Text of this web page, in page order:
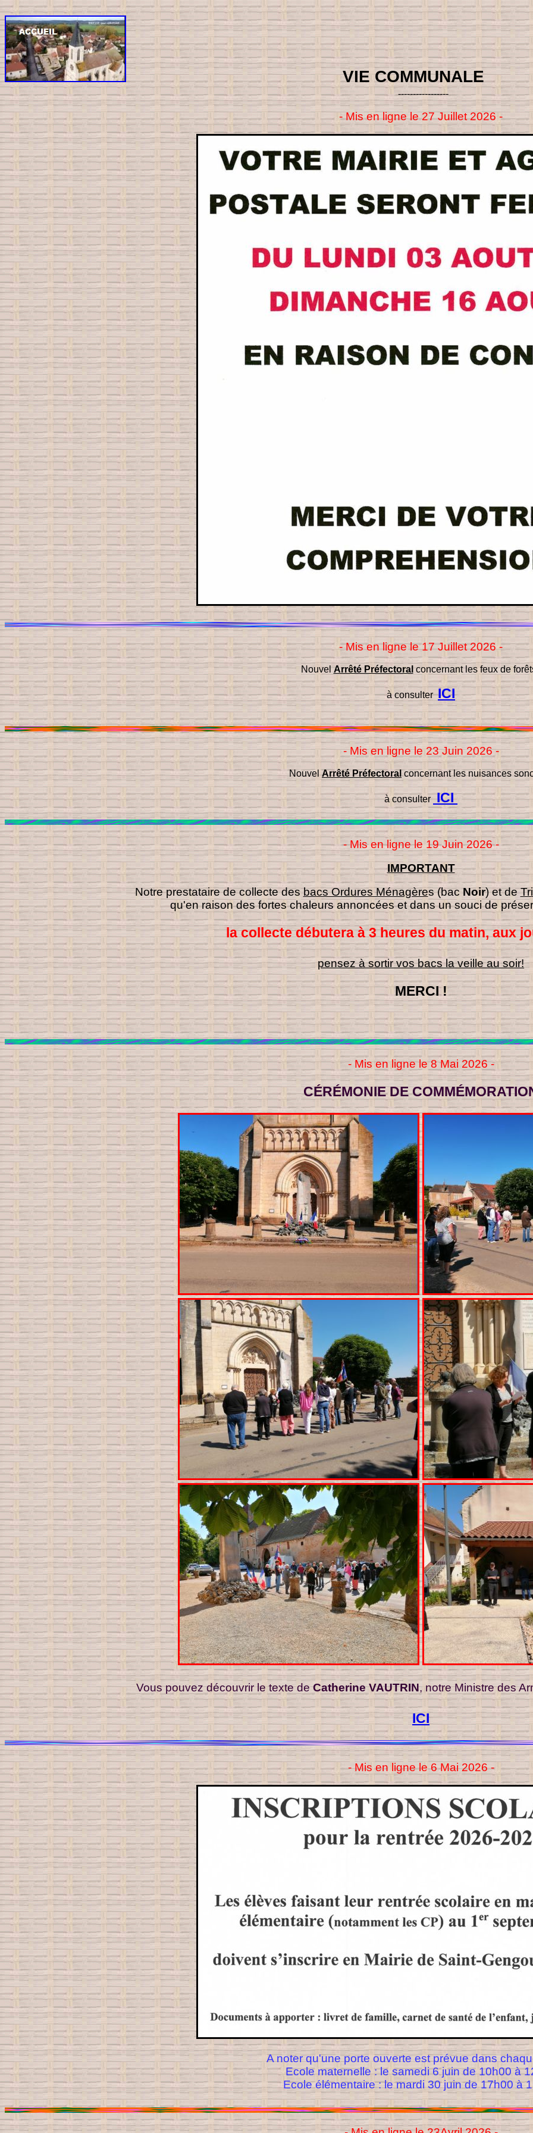
VIE COMMUNALE
-----------------
- Mis en ligne le 27 Juillet 2026 -
- Mis en ligne le 17 Juillet 2026 -
NouvelArrêté Préfectoral concernant les feux de
à consulterICI
- Mis en ligne le 23 Juin 2026 -
NouvelArrêté Préfectoralconcernant les nuisances
à consulterICI
- Mis en ligne le 19 Juin 2026 -
IMPORTANT
Notre prestataire de collecte desbacs Ordures Ménagères (bacNoir) et de
qu'en raison des fortes chaleurs annoncées et dans un souci de
la collecte débutera à 3 heures du matin, aux
pensez à sortir vos bacs la veille au soir!
MERCI !
- Mis en ligne le 8 Mai 2026 -
CÉRÉMONIE DE
Vous pouvez découvrir le texte deCatherine VAUTRIN, notre Ministre des
ICI
- Mis en ligne le 6 Mai 2026 -
A noter qu'une porte ouverte est prévue dans
Ecole maternelle : le samedi 6 juin de 10h00 à
Ecole élémentaire : le mardi 30 juin de 17h00 à